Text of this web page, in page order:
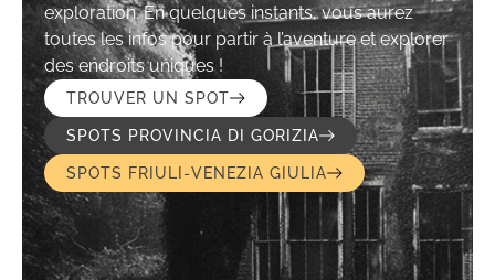
exploration. En quelques instants, vous aurez
toutes les infos pour partir à l’aventure et explorer
des endroits uniques !
TROUVER UN SPOT
SPOTS PROVINCIA DI GORIZIA
SPOTS FRIULI-VENEZIA GIULIA